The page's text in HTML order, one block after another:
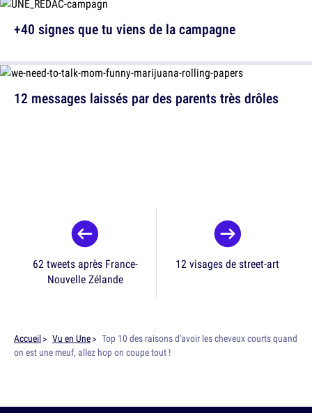
12 messages laissés par des parents très drôles
+40 signes que tu viens de la campagne
62 tweets après France-
Nouvelle Zélande
12 visages de street-art
Accueil Vu en Une
Top 10 des raisons d'avoir les cheveux courts quand
on est une meuf, allez hop on coupe tout !